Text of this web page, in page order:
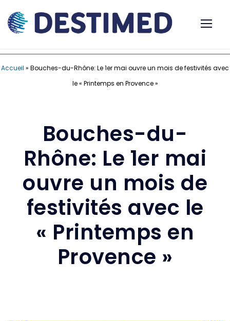
Accueil » Bouches-du-Rhône: Le 1er mai ouvre un mois de festivités avec
le « Printemps en Provence »
Bouches-du-
Rhône: Le 1er mai
ouvre un mois de
festivités avec le
« Printemps en
Provence »